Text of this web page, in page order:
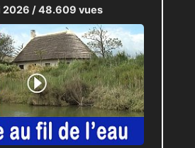
2026 / 48.609 vues